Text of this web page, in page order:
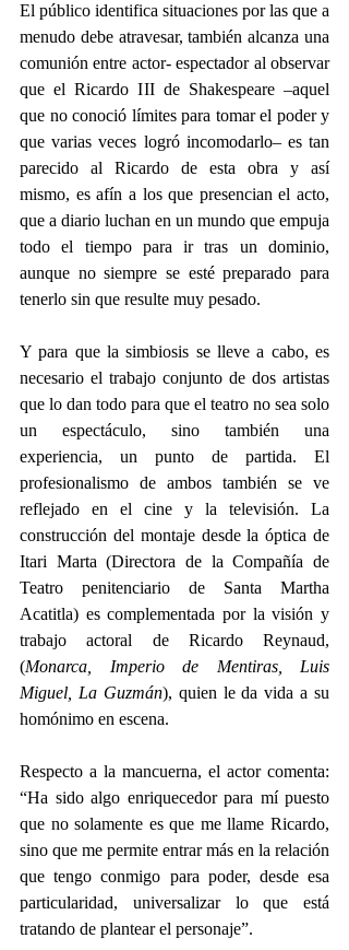
El público identifica situaciones por las que a
menudo debe atravesar, también alcanza una
comunión entre actor- espectador al observar
que el Ricardo III de Shakespeare –aquel
que no conoció límites para tomar el poder y
que varias veces logró incomodarlo– es tan
parecido al Ricardo de esta obra y así
mismo, es afín a los que presencian el acto,
que a diario luchan en un mundo que empuja
todo el tiempo para ir tras un dominio,
aunque no siempre se esté preparado para
tenerlo sin que resulte muy pesado.
Y para que la simbiosis se lleve a cabo, es
necesario el trabajo conjunto de dos artistas
que lo dan todo para que el teatro no sea solo
un espectáculo, sino también una
experiencia, un punto de partida. El
profesionalismo de ambos también se ve
reflejado en el cine y la televisión. La
construcción del montaje desde la óptica de
Itari Marta (Directora de la Compañía de
Teatro penitenciario de Santa Martha
Acatitla) es complementada por la visión y
trabajo actoral de Ricardo Reynaud,
(Monarca, Imperio de Mentiras, Luis
Miguel, La Guzmán), quien le da vida a su
homónimo en escena.
Respecto a la mancuerna, el actor comenta:
“Ha sido algo enriquecedor para mí puesto
que no solamente es que me llame Ricardo,
sino que me permite entrar más en la relación
que tengo conmigo para poder, desde esa
particularidad, universalizar lo que está
tratando de plantear el personaje”.